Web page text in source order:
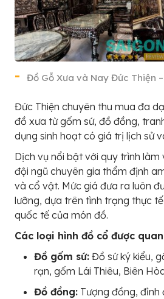
Đồ Gỗ Xưa và Nay Đức Thiện
Đức Thiện chuyên thu mua đa
đồ xưa từ gốm sứ, đồ đồng,
dụng sinh hoạt có giá trị lịch sử
Dịch vụ nổi bật với quy trình làm
đội ngũ chuyên gia thẩm định
và cổ vật. Mức giá đưa ra luôn
lưỡng, dựa trên tình trạng thực
quốc tế của món đồ.
Các loại hình đồ cổ được
Đồ gốm sứ: Đồ sứ ký kiểu,
rạn, gốm Lái Thiêu, Biên
Đồ đồng: Tượng đồng, đỉnh